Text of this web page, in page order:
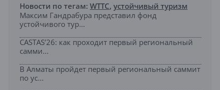
Новости по тегам: WTTC, устойчивый туризм
Максим Гандрабура представил фонд
устойчивого тур...
CASTAS’26: как проходит первый региональный
самми...
В Алматы пройдет первый региональный саммит
по ус...